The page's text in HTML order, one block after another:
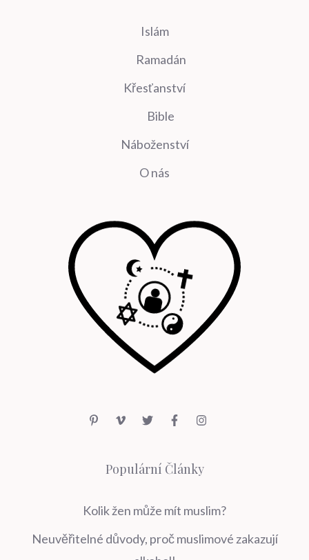
Islám
Ramadán
Křesťanství
Bible
Náboženství
O nás
Populární Články
Kolik žen může mít muslim?
Neuvěřitelné důvody, proč muslimové zakazují